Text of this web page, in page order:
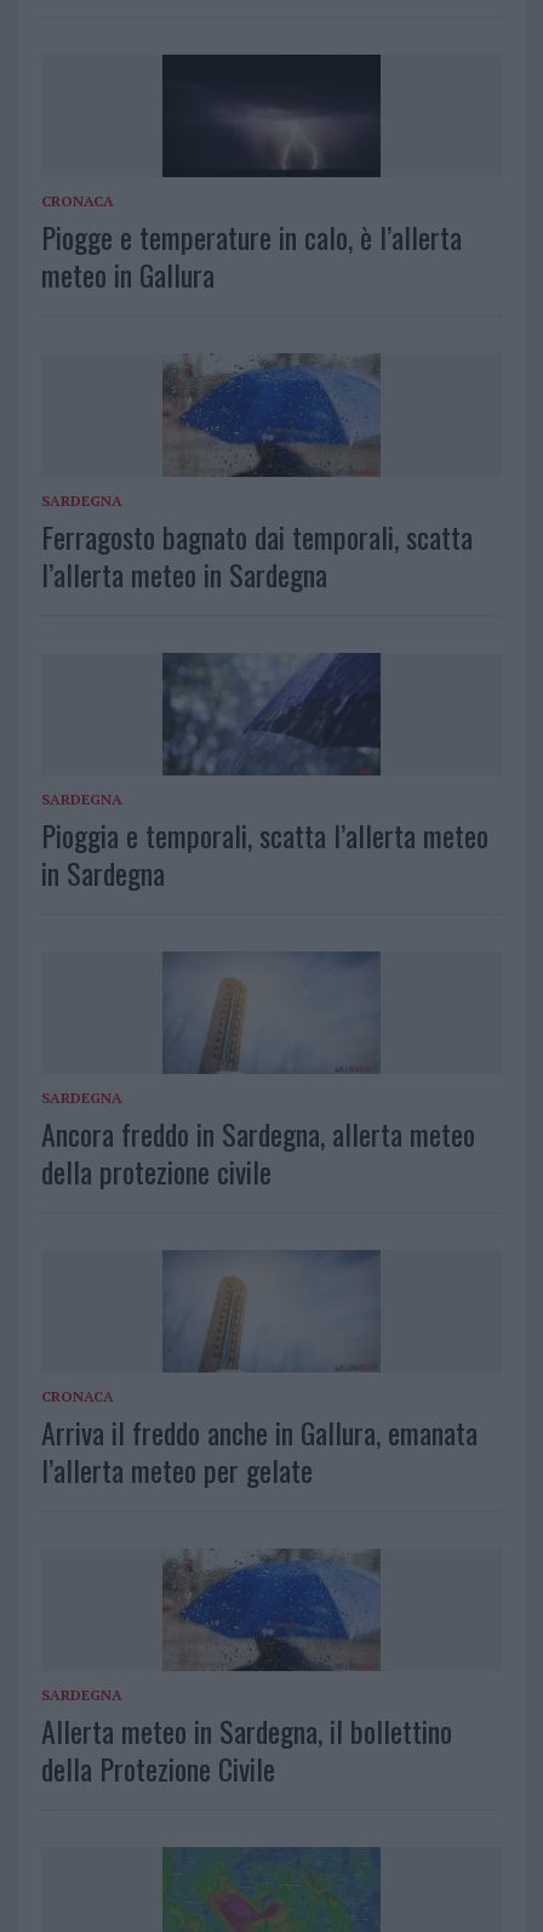
CRONACA
Piogge e temperature in calo, è l’allerta
meteo in Gallura
SARDEGNA
Ferragosto bagnato dai temporali, scatta
l’allerta meteo in Sardegna
SARDEGNA
Pioggia e temporali, scatta l’allerta meteo
in Sardegna
SARDEGNA
Ancora freddo in Sardegna, allerta meteo
della protezione civile
CRONACA
Arriva il freddo anche in Gallura, emanata
l’allerta meteo per gelate
SARDEGNA
Allerta meteo in Sardegna, il bollettino
della Protezione Civile